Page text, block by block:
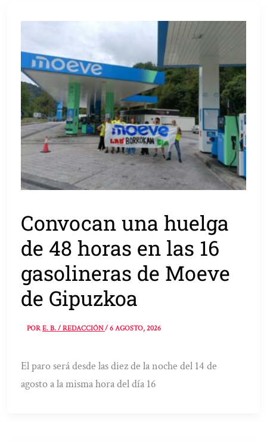
Convocan una huelga
de 48 horas en las 16
gasolineras de Moeve
de Gipuzkoa
PORE. B. / REDACCIÓN/6 AGOSTO, 2026
El paro será desde las diez de la noche del 14 de
agosto a la misma hora del día 16